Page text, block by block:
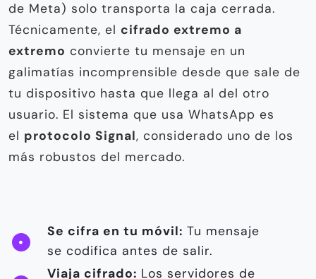
de Meta) solo transporta la caja cerrada.
Técnicamente, el cifrado extremo a
extremo convierte tu mensaje en un
galimatías incomprensible desde que sale de
tu dispositivo hasta que llega al del otro
usuario. El sistema que usa WhatsApp es
el protocolo Signal, considerado uno de los
más robustos del mercado.
Se cifra en tu móvil: Tu mensaje
se codifica antes de salir.
Viaja cifrado: Los servidores de